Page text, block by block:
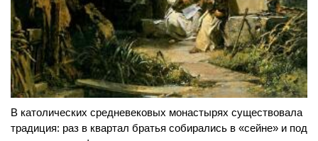
В католических средневековых монастырях существовала
традиция: раз в квартал братья собирались в «сейне» и под